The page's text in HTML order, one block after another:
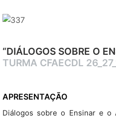
“DIÁLOGOS SOBRE O
TURMA CFAECDL
APRESENTAÇÃO
Diálogos sobre o Ensinar e o